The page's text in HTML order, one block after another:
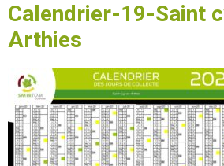
Calendrier-19-Saint
Arthies